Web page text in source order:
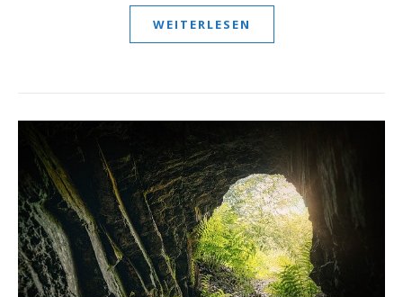
WEITERLESEN